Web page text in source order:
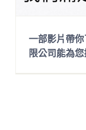
一部影片帶
限公司能為